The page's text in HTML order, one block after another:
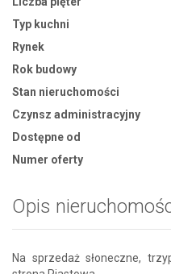
Typ kuchni
Rynek
Rok budowy
Stan nieruchomości
Czynsz administracyjny
Dostępne od
Numer oferty
Opis
Na sprzedaż słoneczne,